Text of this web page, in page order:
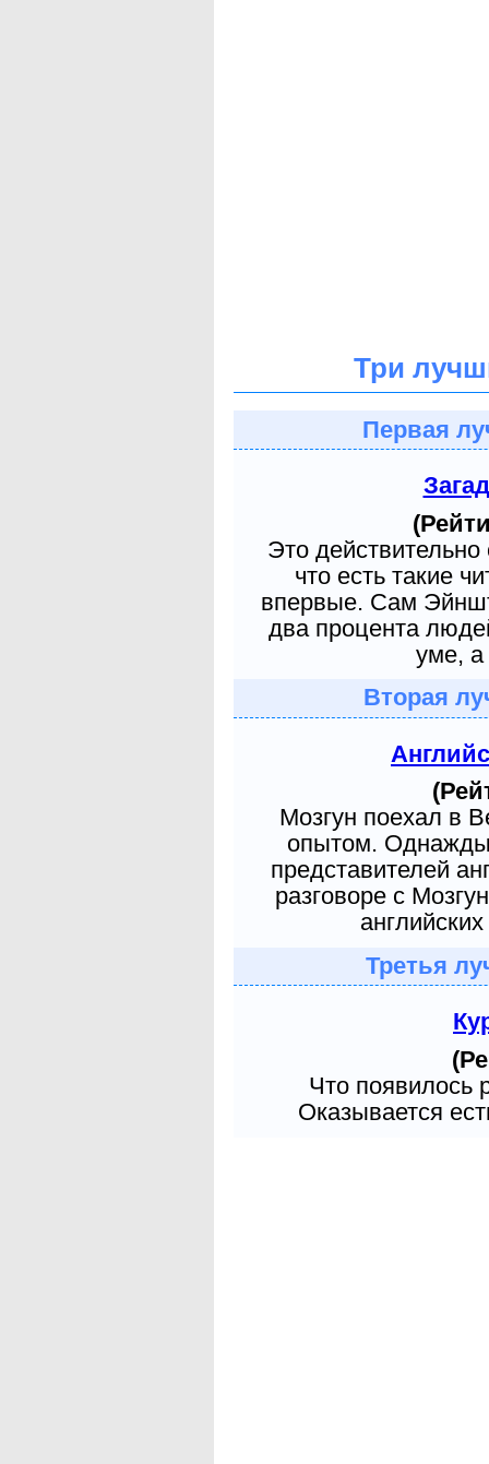
Три
Первая
Это
что есть такие
впервые. Сам
два процента
уме, а
Вторая
Мозгун поехал в
опытом. Однажды
представителей
разговоре с
Третья
Что появилось
Оказывается